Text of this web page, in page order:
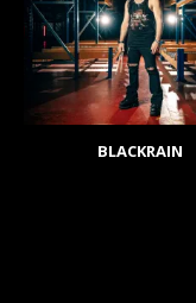
BLACKRAIN